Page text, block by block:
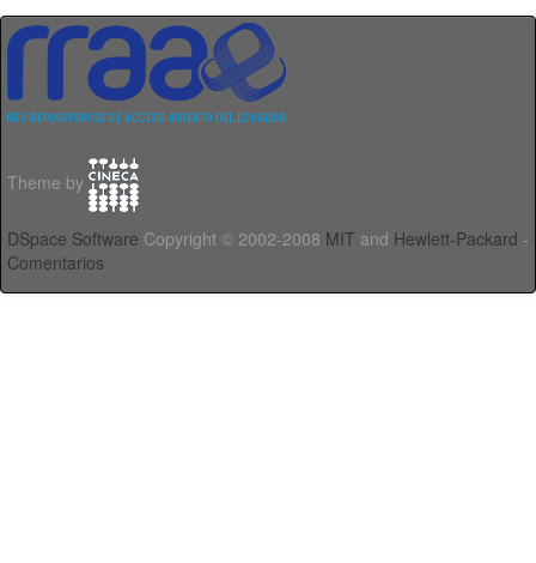
Theme by
DSpace Software Copyright © 2002-2008 MIT and Hewlett-Packard -
Comentarios